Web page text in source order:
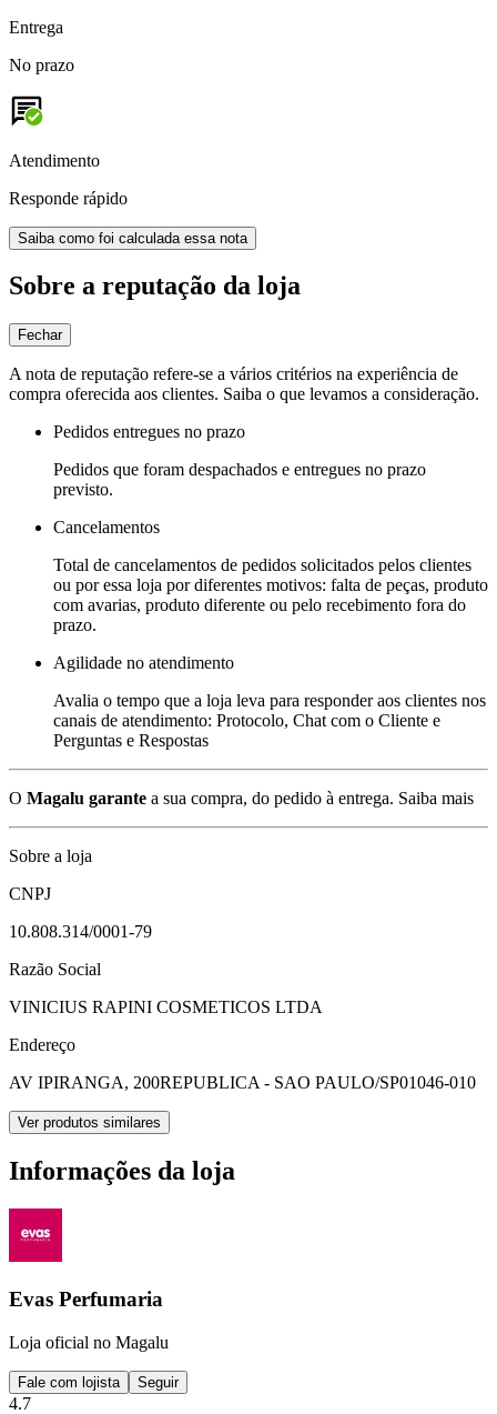
Entrega
No prazo
Atendimento
Responde rápido
Saiba como foi calculada essa nota
Sobre a reputação da loja
Fechar
A nota de reputação refere-se a vários critérios na experiência de
compra oferecida aos clientes. Saiba o que levamos a consideração.
Pedidos entregues no prazo
Pedidos que foram despachados e entregues no prazo
previsto.
Cancelamentos
Total de cancelamentos de pedidos solicitados pelos clientes
ou por essa loja por diferentes motivos: falta de peças, produto
com avarias, produto diferente ou pelo recebimento fora do
prazo.
Agilidade no atendimento
Avalia o tempo que a loja leva para responder aos clientes nos
canais de atendimento: Protocolo, Chat com o Cliente e
Perguntas e Respostas
O Magalu garante a sua compra, do pedido à entrega. Saiba mais
Sobre a loja
CNPJ
10.808.314/0001-79
Razão Social
VINICIUS RAPINI COSMETICOS LTDA
Endereço
AV IPIRANGA, 200REPUBLICA - SAO PAULO/SP01046-010
Ver produtos similares
Informações da loja
Evas Perfumaria
Loja oficial no Magalu
Fale com lojista Seguir
4.7